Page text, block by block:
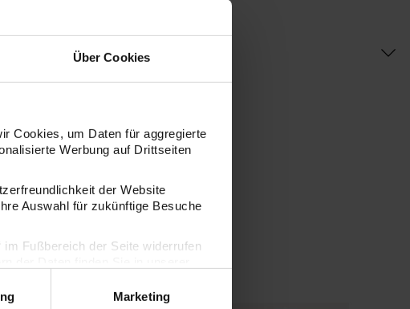
Über Cookies
Cookies, um Daten für aggregierte
Werbung auf Drittseiten
der Website
Auswahl für zukünftige Besuche
Fußbereich der Seite widerrufen
Marketing